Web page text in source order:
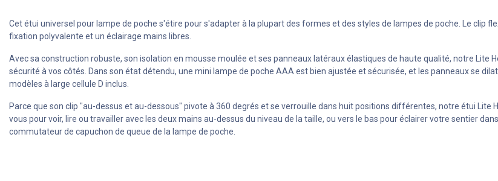
Cet étui universel pour lampe de poche s'étire pour s'adapter à la plupart des formes et des styles de lampes de poche. Le clip
fixation polyvalente et un éclairage mains libres.
Avec sa construction robuste, son isolation en mousse moulée et ses panneaux latéraux élastiques de haute qualité, notre Lite
sécurité à vos côtés. Dans son état détendu, une mini lampe de poche AAA est bien ajustée et sécurisée, et les panneaux se
modèles à large cellule D inclus.
Parce que son clip "au-dessus et au-dessous" pivote à 360 degrés et se verrouille dans huit positions différentes, notre étui
vous pour voir, lire ou travailler avec les deux mains au-dessus du niveau de la taille, ou vers le bas pour éclairer votre sentier
commutateur de capuchon de queue de la lampe de poche.